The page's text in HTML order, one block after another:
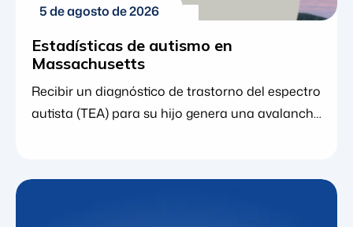
5 de agosto de 2026
Estadísticas de autismo en
Massachusetts
Recibir un diagnóstico de trastorno del espectro
autista (TEA) para su hijo genera una avalancha
adecuados y comprender a la comunidad en